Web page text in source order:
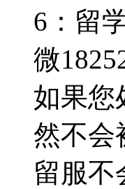
6：留
微
如果您
然不会
留服不